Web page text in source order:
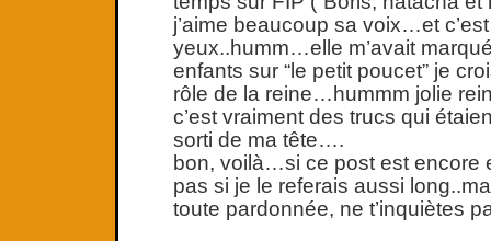
j’aime beaucoup sa voix…et
yeux..humm…elle m’avait
enfants sur “le petit poucet” je
rôle de la reine…hummm jolie
c’est vraiment des trucs qui
sorti de ma tête….
bon, voilà…si ce post est encore
pas si je le referais aussi
toute pardonnée, ne t’inquiètes